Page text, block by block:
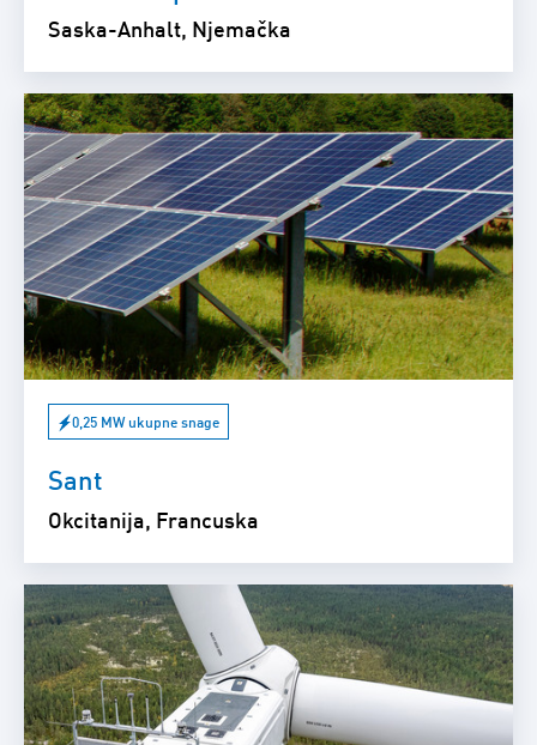
Saska-Anhalt, Njemačka
0,25 MW ukupne snage
Sant
Okcitanija, Francuska